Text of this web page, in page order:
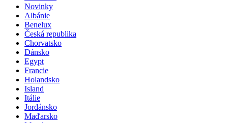
Novinky
Albánie
Benelux
Česká republika
Chorvatsko
Dánsko
Egypt
Francie
Holandsko
Island
Itálie
Jordánsko
Maďarsko